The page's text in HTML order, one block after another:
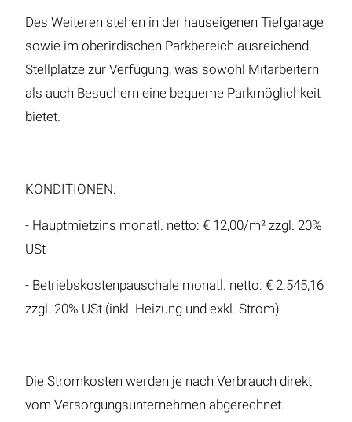
Des Weiteren stehen in der hauseigenen Tiefgarage
sowie im oberirdischen Parkbereich ausreichend
Stellplätze zur Verfügung, was sowohl Mitarbeitern
als auch Besuchern eine bequeme Parkmöglichkeit
bietet.
KONDITIONEN:
- Hauptmietzins monatl. netto: € 12,00/m² zzgl. 20%
USt
- Betriebskostenpauschale monatl. netto: € 2.545,16
zzgl. 20% USt (inkl. Heizung und exkl. Strom)
Die Stromkosten werden je nach Verbrauch direkt
vom Versorgungsunternehmen abgerechnet.